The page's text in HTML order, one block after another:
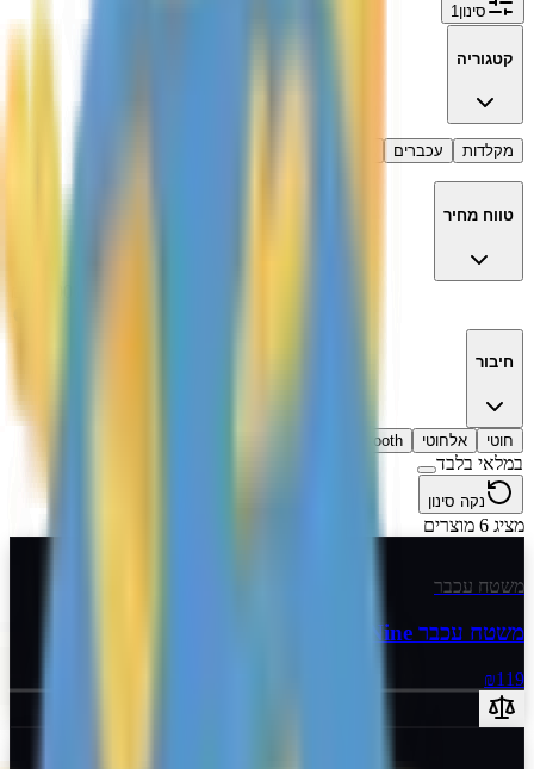
סינון 1
קטגוריה
מקלדות עכברים
טווח מחיר
חיבור
חוטי אלחוטי Bluetooth
במלאי בלבד
נקה סינון
מציג 6 מוצרים
משטח עכבר
משטח עכבר X-Large Nine
₪119